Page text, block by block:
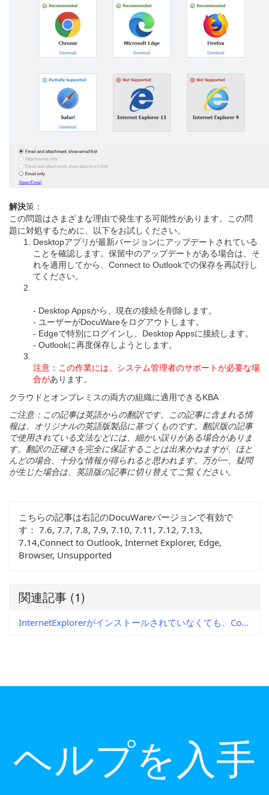
解決策：
この問題はさまざまな理由で発生する可能性があります。この問
題に対処するために、以下をお試し ください。
Desktopアプリが最新バージョンにアップデートされている
ことを確認します。保留中のアップデートがある場合は、そ
れを適用してから、Connect to Outlookでの保存を再試行し
てください。
- Desktop Appsから、現在の接続を削除します。
- ユーザーがDocuWareをログアウトします。
- Edgeで特別にログインし、Desktop Appsに接続します。
- Outlookに再度保存しようとします。
注意：この作業には、システム管理者のサポートが必要な場
合があります。
クラウドとオンプレミスの両方の組織に適用できるKBA
ご注意： この記事は英語からの翻訳です。 この記事に含まれる情
報は、 オリジナルの英語版製品に基づくものです。翻訳版の記事
で使用されている文法などには、細かい誤りがある場合がありま
す。翻訳の正確さを完全に保証することは出来かねますが、 ほと
んどの場合、十分な情報が得られると思われます。万が一、疑問
が生じた場合は、英語版の記事に切り替えてご覧ください。
こちらの記事は右記のDocuWareバージョンで有効で
す： 7.6, 7.7, 7.8, 7.9, 7.10, 7.11, 7.12, 7.13,
7.14,Connect to Outlook, Internet Explorer, Edge,
Browser, Unsupported
関連記事 (1)
InternetExplorerがインストールされていなくても、Connect to Outlookを使用できますか？
ヘルプを入手